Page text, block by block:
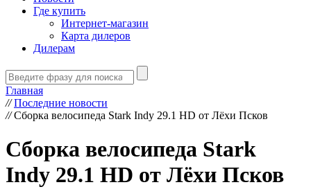
Где купить
Интернет-магазин
Карта дилеров
Дилерам
Главная
// Последние новости
// Сборка велосипеда Stark Indy 29.1 HD от Лёхи Псков
Сборка велосипеда Stark
Indy 29.1 HD от Лёхи Псков